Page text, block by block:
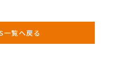
一覧へ戻る